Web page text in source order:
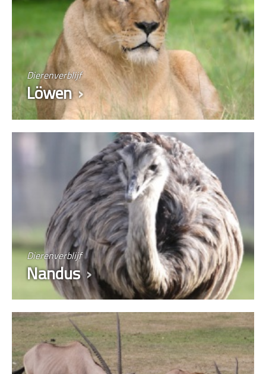
Dierenverblijf
Löwen
Dierenverblijf
Nandus